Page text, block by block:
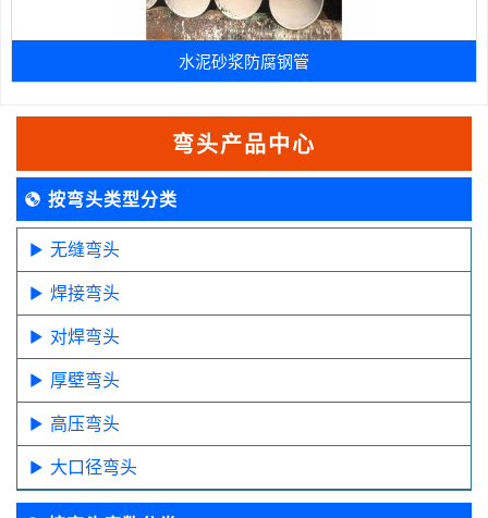
水泥砂浆防腐钢管
弯头产品中心
按弯头类型分类
无缝弯头
焊接弯头
对焊弯头
厚壁弯头
高压弯头
大口径弯头